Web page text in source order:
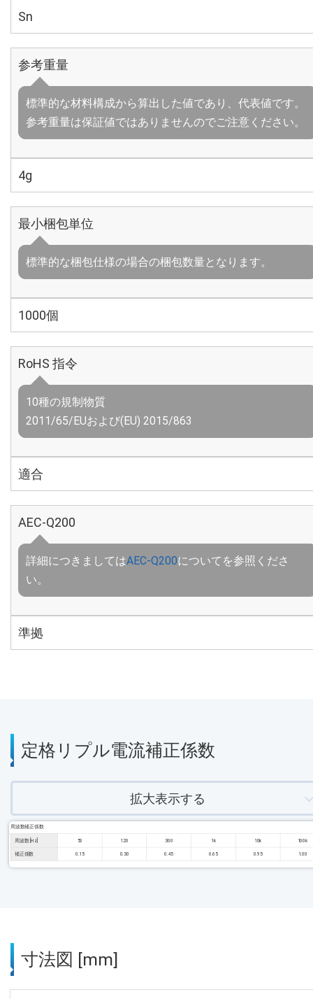
Sn
参考重量
標準的な材料構成から算出した値であり、代表値です。
参考重量は保証値ではありませんのでご注意ください。
4g
最小梱包単位
標準的な梱包仕様の場合の梱包数量となります。
1000個
RoHS 指令
10種の規制物質
2011/65/EUおよび(EU) 2015/863
適合
AEC-Q200
詳細につきましてはAEC-Q200についてを参照くださ
い。
準拠
定格リプル電流補正係数
拡大表示する
周波数補正係数
周波数 [Hz] 50 120 300 1k 10k 100k
補正係数 0.15 0.30 0.45 0.65 0.95 1.00
寸法図 [mm]